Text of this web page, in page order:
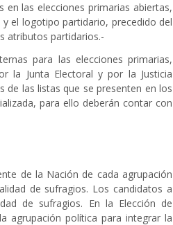
en las elecciones primarias abiertas,
el logotipo partidario, precedido del
atributos partidarios.-
para las elecciones primarias,
la Junta Electoral y por la Justicia
de las listas que se presenten en los
para ello deberán contar con
de la Nación de cada agrupación
de sufragios. Los candidatos a
de sufragios. En la Elección de
agrupación política para integrar la